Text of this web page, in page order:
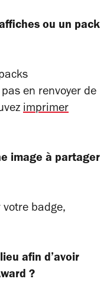
ou un pack
en renvoyer de
imprimer
image à partager
badge,
afin d’avoir
?